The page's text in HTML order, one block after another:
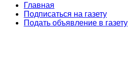
Главная
Подписаться на газету
Подать объявление в газету